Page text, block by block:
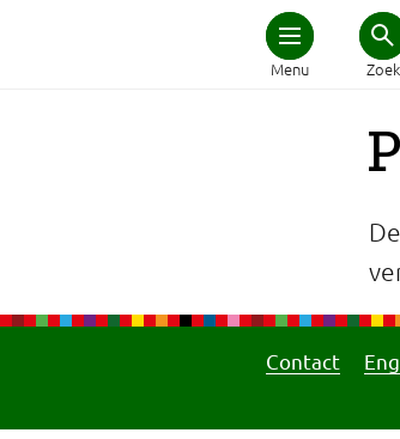
Menu Zoek
Home
Schijf van
Afvallen
Zwanger
Contact